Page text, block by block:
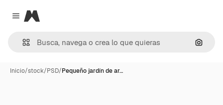
Close menu
Magnific
Inicio/stock/PSD/Pequeño jardín de ar…